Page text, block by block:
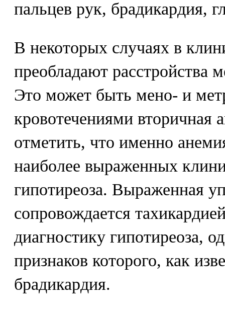
пальцев рук, брадикардия,
В некоторых случаях в
преобладают расстройства
Это может быть мено- и
кровотечениями вторичная
отметить, что именно
наиболее выраженных
гипотиреоза. Выраженная
сопровождается
диагностику гипотиреоза,
признаков которого, как
брадикардия.